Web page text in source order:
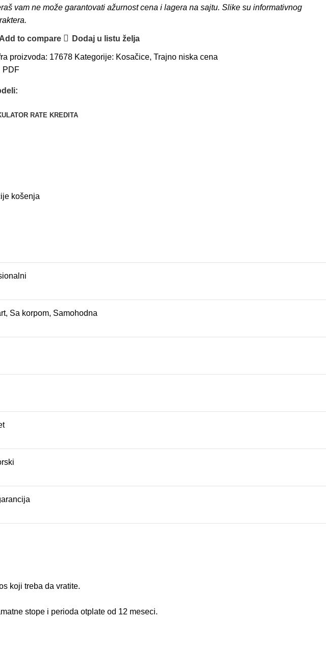
vam ne može garantovati ažurnost cena i lagera na sajtu. Slike su informativnog
Add to compare Dodaj u listu želja
proizvoda: 17678 Kategorije: Kosačice, Trajno niska cena
PDF
RATE KREDITA
košenja
, Sa korpom, Samohodna
koji treba da vratite.
stope i perioda otplate od 12 meseci.